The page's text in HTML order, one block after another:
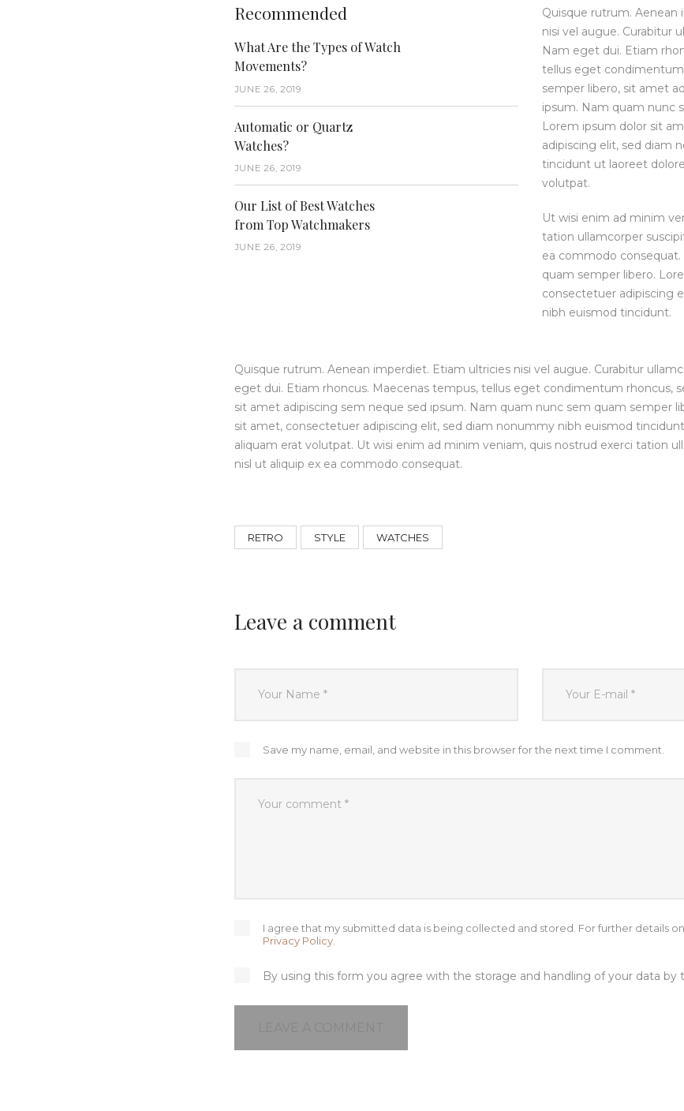
Recommended
What Are the Types of Watch
Movements?
JUNE 26, 2019
Automatic or Quartz
Watches?
JUNE 26, 2019
Our List of Best Watches
from Top Watchmakers
JUNE 26, 2019
Quisque rutrum.
nisi vel augue. Curabitur
Nam eget dui. Etiam
tellus eget
semper libero, sit amet
ipsum. Nam quam nunc
Lorem ipsum dolor sit
adipiscing elit, sed diam
tincidunt ut laoreet
volutpat.
Ut wisi enim ad minim
tation ullamcorper
ea commodo
quam semper libero.
consectetuer adipiscing
nibh euismod tincidunt.
Quisque rutrum. Aenean imperdiet. Etiam ultricies nisi vel augue. Curabitur
eget dui. Etiam rhoncus. Maecenas tempus, tellus eget condimentum rhoncus,
sit amet adipiscing sem neque sed ipsum. Nam quam nunc sem quam semper
sit amet, consectetuer adipiscing elit, sed diam nonummy nibh euismod
aliquam erat volutpat. Ut wisi enim ad minim veniam, quis nostrud exerci tation
nisl ut aliquip ex ea commodo consequat.
RETRO STYLE WATCHES
Leave a comment
Save my name, email, and website in this browser for the next time I comment.
I agree that my submitted data is being collected and stored. For further details
Privacy Policy.
By using this form you agree with the storage and handling of your data by